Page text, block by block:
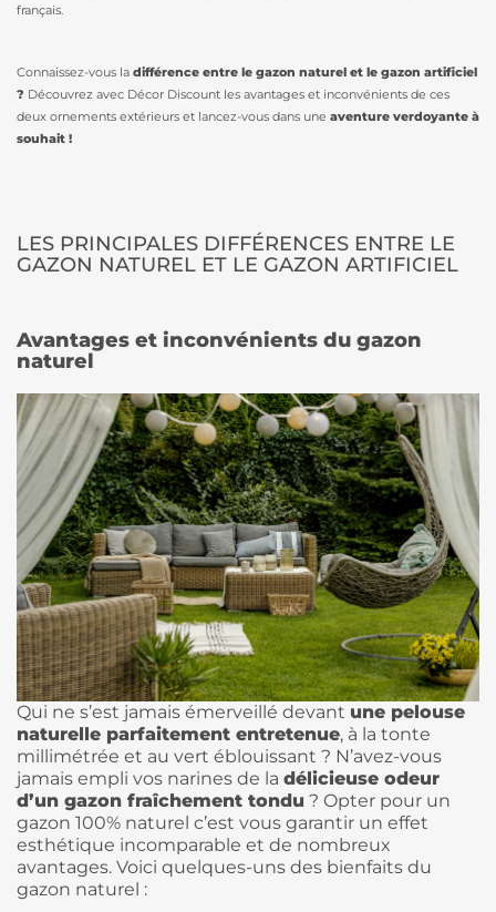
français.
Connaissez-vous la différence entre le gazon naturel et le gazon artificiel
? Découvrez avec Décor Discount les avantages et inconvénients de ces
deux ornements extérieurs et lancez-vous dans une aventure verdoyante à
souhait !
LES PRINCIPALES DIFFÉRENCES ENTRE LE
GAZON NATUREL ET LE GAZON ARTIFICIEL
Avantages et inconvénients du gazon
naturel
Qui ne s’est jamais émerveillé devant une pelouse
naturelle parfaitement entretenue, à la tonte
millimétrée et au vert éblouissant ? N’avez-vous
jamais empli vos narines de la délicieuse odeur
d’un gazon fraîchement tondu ? Opter pour un
gazon 100% naturel c’est vous garantir un effet
esthétique incomparable et de nombreux
avantages. Voici quelques-uns des bienfaits du
gazon naturel :